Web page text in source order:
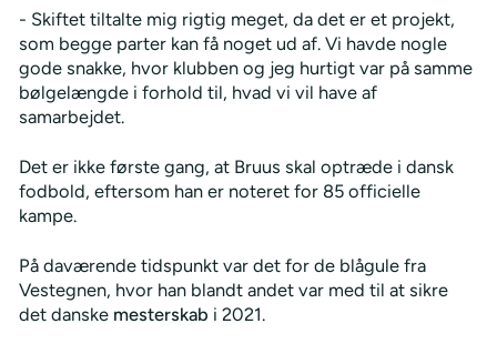
- Skiftet tiltalte mig rigtig meget, da det er et projekt,
som begge parter kan få noget ud af. Vi havde nogle
gode snakke, hvor klubben og jeg hurtigt var på samme
bølgelængde i forhold til, hvad vi vil have af
samarbejdet.
Det er ikke første gang, at Bruus skal optræde i dansk
fodbold, eftersom han er noteret for 85 officielle
kampe.
På daværende tidspunkt var det for de blågule fra
Vestegnen, hvor han blandt andet var med til at sikre
det danske mesterskab i 2021.